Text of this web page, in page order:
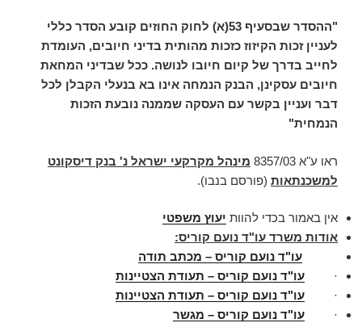
"ההסדר שבסעיף 53(א) לחוק החוזים קובע הסדר כללי
לעניין זכות הקיזוז כזכות מהותית בדיני חיובים, העומדת
לחייב בדרך של קיום חיובו לנושה. ככל שבדיני המחאת
חיובים עסקינן, הבנק הנמחה אינו בא בנעלי הקבלן לכל
דבר ועניין בקשר עם העסקה שממנה נובעת הזכות
הנמחית"
ראו ע"א 8357/03
מינהל מקרקעי ישראל נ' בנק דיסקונט
למשכנתאות (פורסם בנבו).
אין באמור בכדי להוות יעוץ משפטי
אודות משרד עו"ד נועם קוריס:
עו"ד נועם קוריס – מכתב תודה
· עו"ד נועם קוריס – תעודת הצטיינות
· עו"ד נועם קוריס – תעודת הצטיינות
· עו"ד נועם קוריס – מגשר